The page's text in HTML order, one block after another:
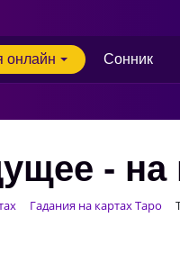
онлайн Сонник
-
Гадания на картах Таро